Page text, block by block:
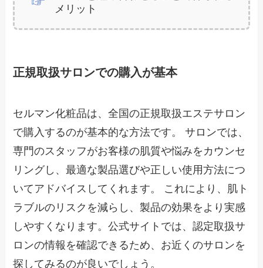
メリット
正規取扱サロンでの購入が基本
セルマン化粧品は、全国の正規取扱エステサロン
で購入するのが基本的な方法です。 サロンでは、
専門のスタッフがお客様の肌質や悩みをカウンセ
リングし、最適な製品選びや正しい使用方法につ
いてアドバイスしてくれます。 これにより、肌ト
ラブルのリスクを減らし、製品の効果をより実感
しやすくなります。公式サイトでは、認定取扱サ
ロンの情報を確認できるため、お近くのサロンを
探してみるのが良いでしょう。